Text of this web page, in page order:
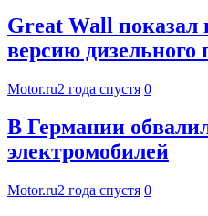
Great Wall показал
версию дизельного
Motor.ru2 года спустя 0
В Германии
электромобилей
Motor.ru2 года спустя 0